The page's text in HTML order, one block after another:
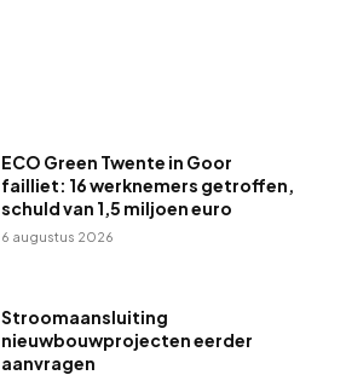
ECO Green Twente in Goor
failliet: 16 werknemers getroffen,
schuld van 1,5 miljoen euro
6 augustus 2026
Stroomaansluiting
nieuwbouwprojecten eerder
aanvragen